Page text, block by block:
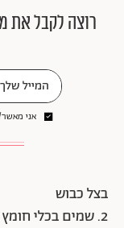
רוצה לקבל את
אני
בצל כבוש
2. שמים בכלי